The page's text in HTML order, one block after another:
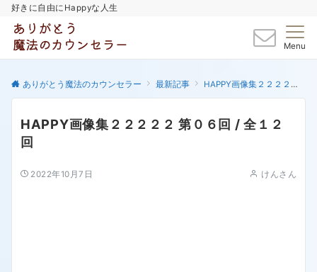
好きに自由にHappyな人生
Menu
ありがとう魔法のカウンセラー 最新記事 HAPPY画像集２２２２２
HAPPY画像集２２２２２ 第０６回 / 全１２
回
2022年10月7日 けんさん